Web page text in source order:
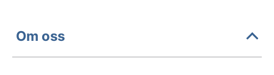
Om oss